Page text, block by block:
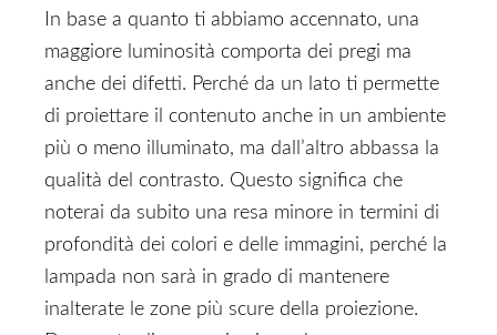
In base a quanto ti abbiamo accennato, una
maggiore luminosità comporta dei pregi ma
anche dei difetti. Perché da un lato ti permette
di proiettare il contenuto anche in un ambiente
più o meno illuminato, ma dall’altro abbassa la
qualità del contrasto. Questo significa che
noterai da subito una resa minore in termini di
profondità dei colori e delle immagini, perché la
lampada non sarà in grado di mantenere
inalterate le zone più scure della proiezione.